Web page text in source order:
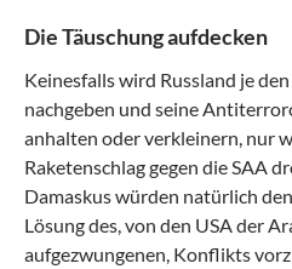
Die Täuschung aufdecken
Keinesfalls wird Russland je
nachgeben und seine
anhalten oder verkleinern, nur
Raketenschlag gegen die SAA
Damaskus würden natürlich
Lösung des, von den USA der
aufgezwungenen, Konflikts